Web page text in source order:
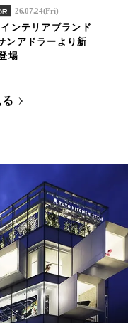
26.07.24(Fri)
ンテリアブランド
ンアドラーより新
場